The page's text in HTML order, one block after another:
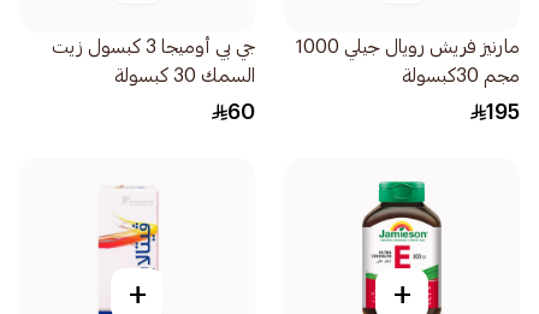
مارنيز فريش رويال جيلي 1000
مجم 30كبسولة
195
جي بي أوميجا 3 كبسول زيت
السمك 30 كبسولة
60
+
+